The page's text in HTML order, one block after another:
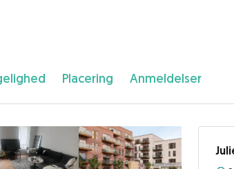
Placering Anmeldelser